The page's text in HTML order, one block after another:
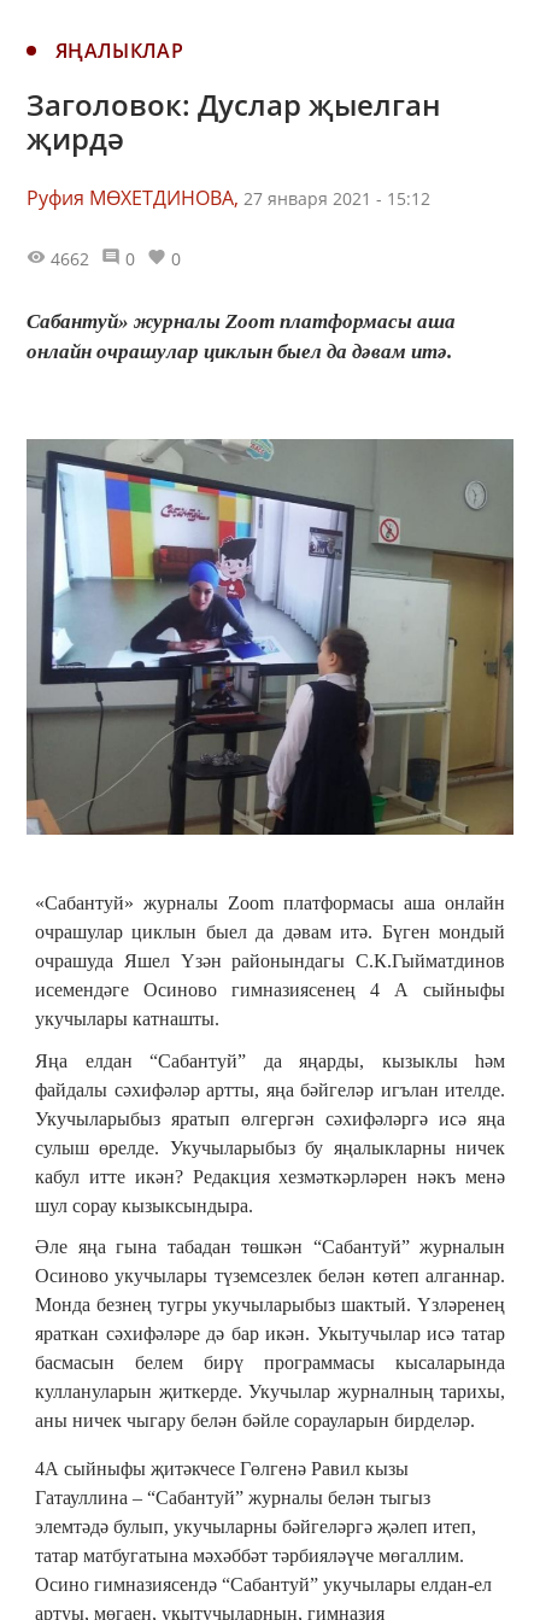
ЯҢАЛЫКЛАР
Заголовок: Дуслар җыелган
җирдә
Руфия МӨХЕТДИНОВА, 27 января 2021 - 15:12
4662 0 0
Сабантуй» журналы Zoom платформасы аша
онлайн очрашулар циклын быел да дәвам итә.
«Сабантуй» журналы Zoom платформасы аша онлайн
очрашулар циклын быел да дәвам итә. Бүген мондый
очрашуда Яшел Үзән районындагы С.К.Гыйматдинов
исемендәге Осиново гимназиясенең 4 А сыйныфы
укучылары катнашты.
Яңа елдан “Сабантуй” да яңарды, кызыклы һәм
файдалы сәхифәләр артты, яңа бәйгеләр игълан ителде.
Укучыларыбыз яратып өлгергән сәхифәләргә исә яңа
сулыш өрелде. Укучыларыбыз бу яңалыкларны ничек
кабул итте икән? Редакция хезмәткәрләрен нәкъ менә
шул сорау кызыксындыра.
Әле яңа гына табадан төшкән “Сабантуй” журналын
Осиново укучылары түземсезлек белән көтеп алганнар.
Монда безнең тугры укучыларыбыз шактый. Үзләренең
яраткан сәхифәләре дә бар икән. Укытучылар исә татар
басмасын белем бирү программасы кысаларында
куллануларын җиткерде. Укучылар журналның тарихы,
аны ничек чыгару белән бәйле сорауларын бирделәр.
4А сыйныфы җитәкчесе Гөлгенә Равил кызы
Гатауллина – “Сабантуй” журналы белән тыгыз
элемтәдә булып, укучыларны бәйгеләргә җәлеп итеп,
татар матбугатына мәхәббәт тәрбияләүче мөгаллим.
Осино гимназиясендә “Сабантуй” укучылары елдан-ел
артуы, мөгаен, укытучыларның, гимназия